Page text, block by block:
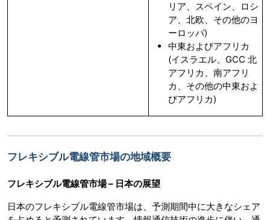
リア、スペイン、ロシ
ア、北欧、その他のヨ
ーロッパ)
中東およびアフリカ
(イスラエル、GCC 北
アフリカ、南アフリ
カ、その他の中東およ
びアフリカ)
フレキシブル電線管市場の地域概要
フレキシブル電線管市場 – 日本の展望
日本のフレキシブル電線管市場は、予測期間中に大きなシェア